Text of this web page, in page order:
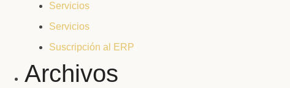
Servicios
Servicios
Suscripción al ERP
Archivos